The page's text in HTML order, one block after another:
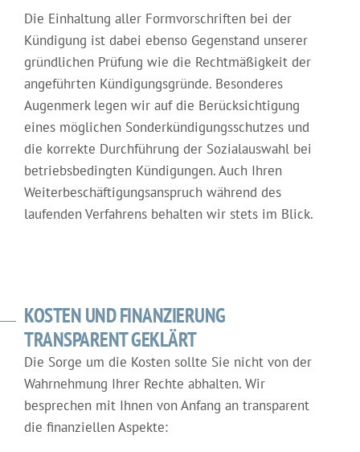
Die Einhaltung aller Formvorschriften bei der
Kündigung ist dabei ebenso Gegenstand unserer
gründlichen Prüfung wie die Rechtmäßigkeit der
angeführten Kündigungsgründe. Besonderes
Augenmerk legen wir auf die Berücksichtigung
eines möglichen Sonderkündigungsschutzes und
die korrekte Durchführung der Sozialauswahl bei
betriebsbedingten Kündigungen. Auch Ihren
Weiterbeschäftigungsanspruch während des
laufenden Verfahrens behalten wir stets im Blick.
KOSTEN UND FINANZIERUNG
TRANSPARENT GEKLÄRT
Die Sorge um die Kosten sollte Sie nicht von der
Wahrnehmung Ihrer Rechte abhalten. Wir
besprechen mit Ihnen von Anfang an transparent
die finanziellen Aspekte: